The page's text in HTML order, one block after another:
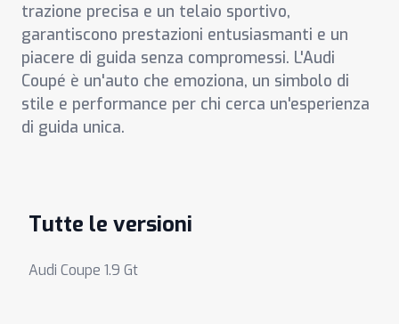
trazione precisa e un telaio sportivo,
garantiscono prestazioni entusiasmanti e un
piacere di guida senza compromessi. L'Audi
Coupé è un'auto che emoziona, un simbolo di
stile e performance per chi cerca un'esperienza
di guida unica.
Tutte le versioni
Audi Coupe 1.9 Gt